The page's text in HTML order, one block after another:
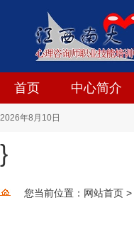
首页 中心简介
2026年8 月 10日
}
您当前位置： 网站首页 >